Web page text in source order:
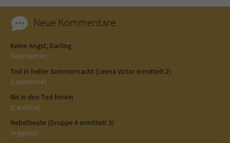
Neue Kommentare
Keine Angst, Darling
(leseraettin)
Tod in heller Sommernacht (Leena Victor ermittelt 2)
(Lesemone)
Bis in den Tod hinein
(Caroline)
Nebelbeute (Gruppe 4 ermittelt 3)
(niggeldi)